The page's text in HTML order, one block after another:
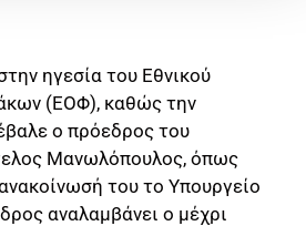
ηγεσία του Εθνικού
(ΕΟΦ), καθώς την
ο πρόεδρος του
Μανωλόπουλος, όπως
του το Υπουργείο
αναλαμβάνει ο μέχρι